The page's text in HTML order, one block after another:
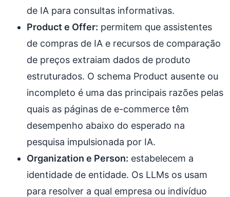
de IA para consultas informativas.
Product e Offer: permitem que assistentes
de compras de IA e recursos de comparação
de preços extraiam dados de produto
estruturados. O schema Product ausente ou
incompleto é uma das principais razões pelas
quais as páginas de e-commerce têm
desempenho abaixo do esperado na
pesquisa impulsionada por IA.
Organization e Person: estabelecem a
identidade de entidade. Os LLMs os usam
para resolver a qual empresa ou indivíduo